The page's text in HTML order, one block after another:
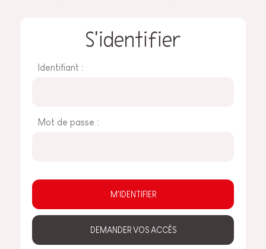
S'identifier
Identifiant :
Mot de passe :
DEMANDER VOS ACCÈS